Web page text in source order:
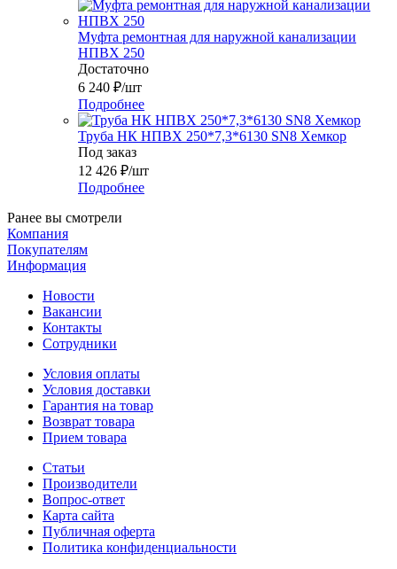
Муфта ремонтная для наружной канализации
НПВХ 250
Достаточно
6 240 ₽/шт
Подробнее
Труба НК НПВХ 250*7,3*6130 SN8 Хемкор
Под заказ
12 426 ₽/шт
Подробнее
Ранее вы смотрели
Компания
Покупателям
Информация
Новости
Вакансии
Контакты
Сотрудники
Условия оплаты
Условия доставки
Гарантия на товар
Возврат товара
Прием товара
Статьи
Производители
Вопрос-ответ
Карта сайта
Публичная оферта
Политика конфиденциальности